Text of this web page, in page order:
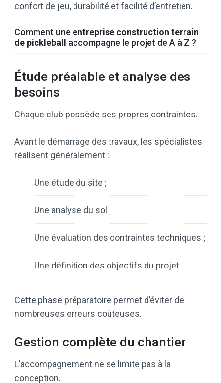
confort de jeu, durabilité et facilité d’entretien.
Comment une entreprise construction terrain
de pickleball
accompagne le projet de A à Z ?
Étude préalable et analyse des
besoins
Chaque club possède ses propres contraintes.
Avant le démarrage des travaux, les spécialistes
réalisent généralement :
Une étude du site ;
Une analyse du sol ;
Une évaluation des contraintes techniques ;
Une définition des objectifs du projet.
Cette phase préparatoire permet d’éviter de
nombreuses erreurs coûteuses.
Gestion complète du chantier
L’accompagnement ne se limite pas à la
conception.